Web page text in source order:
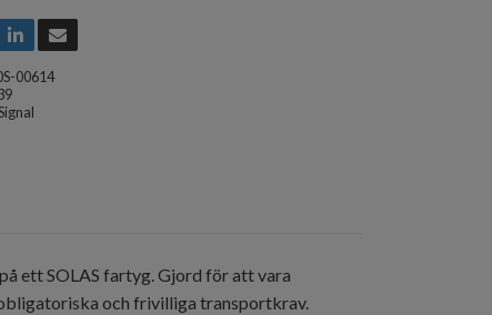
00614
ett SOLAS fartyg. Gjord för att vara
och frivilliga transportkrav.